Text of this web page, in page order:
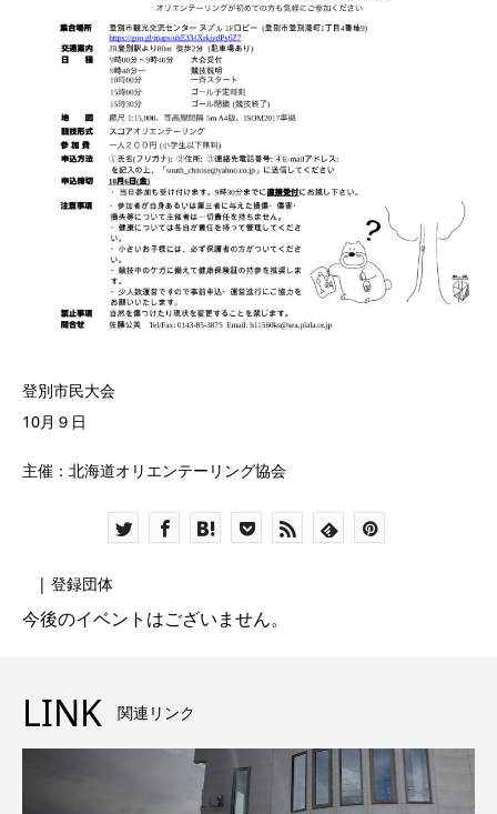
登別市民大会
10月９日
主催：北海道オリエンテーリング協会
| 登録団体
今後のイベントはございません。
LINK 関連リンク